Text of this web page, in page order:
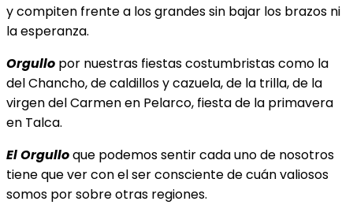
y compiten frente a los grandes sin bajar los brazos ni
la esperanza.
Orgullo por nuestras fiestas costumbristas como la
del Chancho, de caldillos y cazuela, de la trilla, de la
virgen del Carmen en Pelarco, fiesta de la primavera
en Talca.
El Orgulloque podemos sentir cada uno de nosotros
tiene que ver con el ser consciente de cuán valiosos
somos por sobre otras regiones.